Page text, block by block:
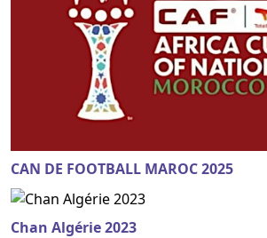
CAN DE FOOTBALL MAROC 2025
Chan Algérie 2023